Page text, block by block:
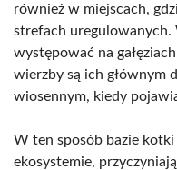
również w miejscach,
strefach uregulowanych.
występować na gałęziach
wierzby są ich głównym
wiosennym, kiedy
W ten sposób bazie
ekosystemie,